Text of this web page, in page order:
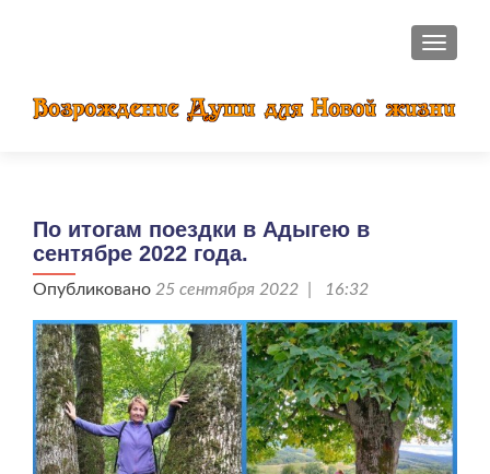
По итогам поездки в Адыгею в
сентябре 2022 года.
Опубликовано 25 сентября 2022 | 16:32